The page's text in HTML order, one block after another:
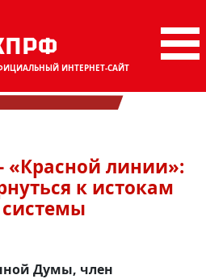
ИНТЕРНЕТ-САЙТ
«Красной линии»:
к истокам
системы
Думы, член